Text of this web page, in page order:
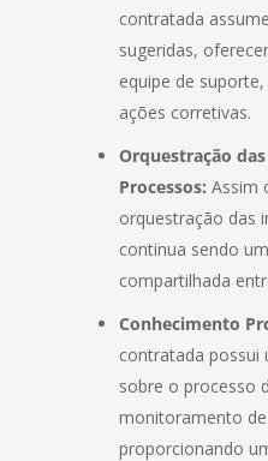
contratada
sugeridas,
equipe de
ações corretivas.
Orquestração
Processos: Assim
orquestração das
continua sendo
compartilhada
Conhecimento
contratada possui
sobre o processo
monitoramento
proporcionando